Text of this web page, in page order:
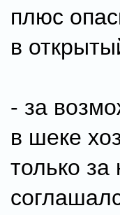
плюс
в
- за
в шеке
только за